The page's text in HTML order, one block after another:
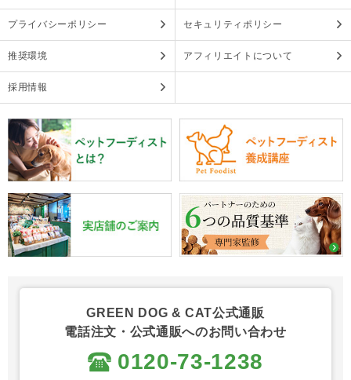
プライバシーポリシー セキュリティポリシー
推奨環境 アフィリエイトについて
採用情報
GREEN DOG & CAT公式通販
電話注文・公式通販へのお問い合わせ
0120-73-1238